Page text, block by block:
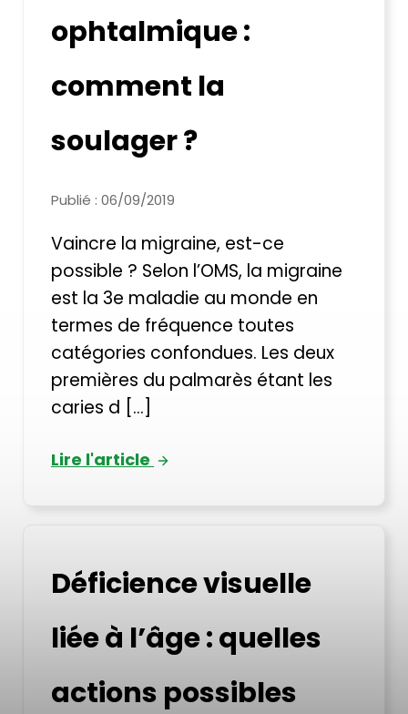
ophtalmique :
comment la
soulager ?
Publié : 06/09/2019
Vaincre la migraine, est-ce
possible ? Selon l’OMS, la migraine
est la 3e maladie au monde en
termes de fréquence toutes
catégories confondues. Les deux
premières du palmarès étant les
caries d [...]
Lire l'article
Déficience visuelle
liée à l’âge : quelles
actions possibles